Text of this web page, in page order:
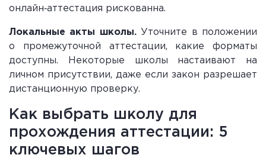
онлайн‑аттестация рискованна.
Локальные акты школы.Уточните в положении
о промежуточной аттестации, какие форматы
доступны. Некоторые школы настаивают на
личном присутствии, даже если закон разрешает
дистанционную проверку.
Как выбрать школу для
прохождения аттестации: 5
ключевых шагов